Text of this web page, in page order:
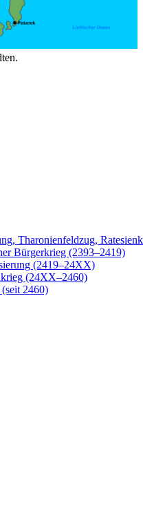
Tharonienfeldzug,
Bürgerkrieg (2393–2419)
(2419–24XX)
(24XX–2460)
2460)